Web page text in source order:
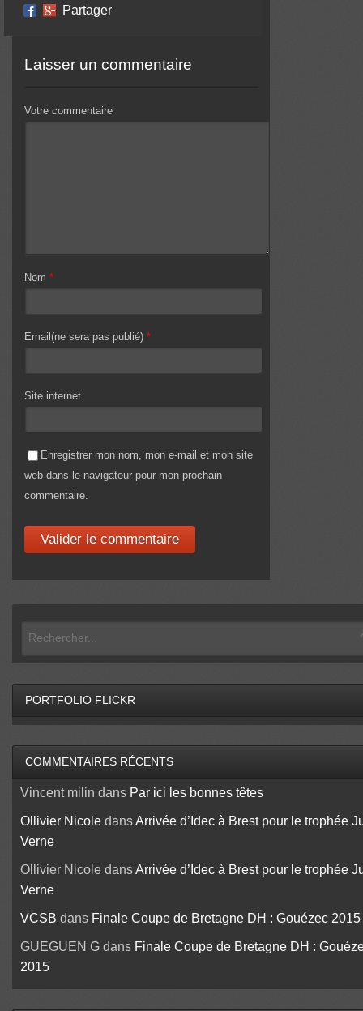
Partager
Laisser un commentaire
Votre commentaire
Nom *
Email(ne sera pas publié) *
Site internet
Enregistrer mon nom, mon e-mail et mon site
web dans le navigateur pour mon prochain
commentaire.
PORTFOLIO FLICKR
COMMENTAIRES RÉCENTS
Vincent milin dans Par ici les bonnes têtes
Ollivier NicoledansArrivée d’Idec à Brest pour le trophée
Verne
Ollivier NicoledansArrivée d’Idec à Brest pour le trophée
Verne
VCSB dans Finale Coupe de Bretagne DH : Gouézec 2015
GUEGUEN Gdans Finale Coupe de Bretagne DH :
2015